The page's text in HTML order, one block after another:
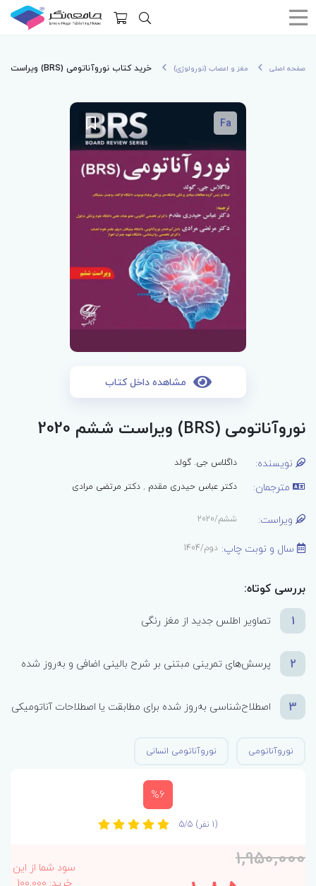
صفحه اصلی مغز و اعصاب (نورولوژی) خرید کتاب نوروآناتومی (BRS) ویراست ششم 2020
Fa
مشاهده داخل کتاب
نوروآناتومی (BRS) ویراست ششم 2020
نویسنده: داگلاس جی. گولد
مترجمان: دکتر عباس حیدری مقدم ,دکتر مرتضی مرادی
ویراست: ششم/2020
سال و نوبت چاپ: دوم/1404
بررسی کوتاه:
1
تصاویر اطلس جدید از مغز رنگی
2 پرسش‌های تمرینی مبتنی بر شرح بالینی اضافی و به‌روز شده
3 اصطلاح‌شناسی به‌روز شده برای مطابقت یا اصطلاحات آناتومیکی
نوروآناتومی نوروآناتومی انسانی
%6
5/5 (1 نفر)
1,950,000
سود شما از این